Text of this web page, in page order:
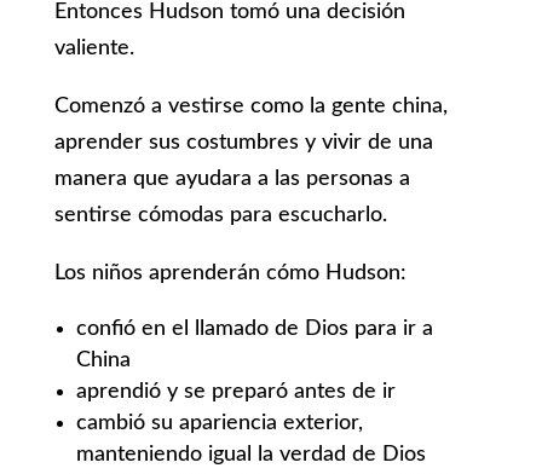
Entonces Hudson tomó una decisión
valiente.
Comenzó a vestirse como la gente china,
aprender sus costumbres y vivir de una
manera que ayudara a las personas a
sentirse cómodas para escucharlo.
Los niños aprenderán cómo Hudson:
confió en el llamado de Dios para ir a
China
aprendió y se preparó antes de ir
cambió su apariencia exterior,
manteniendo igual la verdad de Dios